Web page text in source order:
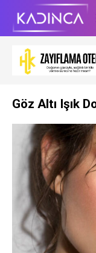
Göz Altı Işık